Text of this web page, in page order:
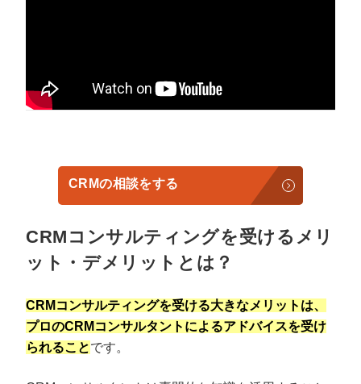
CRMの相談をする
CRMコンサルティングを受けるメリ
ット・デメリットとは？
CRMコンサルティングを受ける大きなメリットは、
プロのCRMコンサルタントによるアドバイスを受け
られることです。